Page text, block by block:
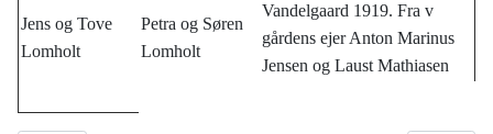
Jens og Tove
Lomholt
Petra og Søren
Lomholt
Vandelgaard 1919. Fra v
gårdens ejer Anton Marinus
Jensen og Laust Mathiasen